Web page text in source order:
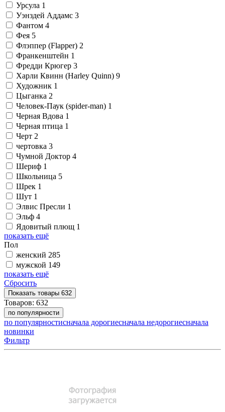
Урсула 1
Уэнздей Аддамс 3
Фантом 4
Фея 5
Флэппер (Flapper) 2
Франкенштейн 1
Фредди Крюгер 3
Харли Квинн (Harley Quinn) 9
Художник 1
Цыганка 2
Человек-Паук (spider-man) 1
Черная Вдова 1
Черная птица 1
Черт 2
чертовка 3
Чумной Доктор 4
Шериф 1
Школьница 5
Шрек 1
Шут 1
Элвис Пресли 1
Эльф 4
Ядовитый плющ 1
показать ещё
Пол
женский 285
мужской 149
показать ещё
Сбросить
Показать товары 632
Товаров: 632
по популярности
по популярностисначала дорогиесначала недорогиесначала
новинки
Фильтр